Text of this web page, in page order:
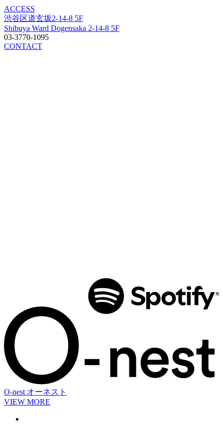
ACCESS
渋谷区道玄坂2-14-8 5F
Shibuya Ward Dogensaka 2-14-8 5F
03-3770-1095
CONTACT
O-nest オーネスト
VIEW MORE